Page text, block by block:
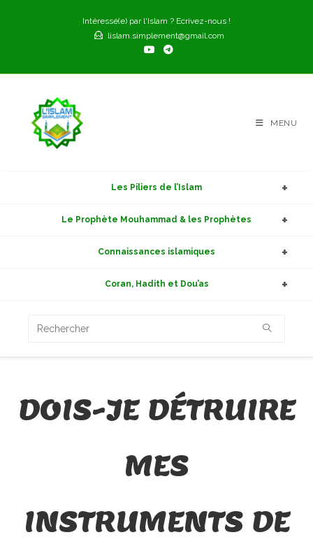
Intéressé(e) par l'Islam ? Ecrivez-nous !
lislam.simplement@gmail.com
MENU
Les Piliers de l’Islam
Le Prophète Mouhammad & les Prophètes
Connaissances islamiques
Coran, Hadith et Dou’as
DOIS-JE DÉTRUIRE
MES
INSTRUMENTS DE